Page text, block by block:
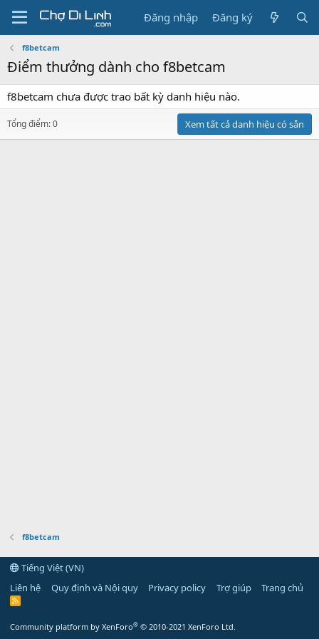
Đăng nhập Đăng ký
f8betcam
Điểm thưởng dành cho f8betcam
f8betcam chưa được trao bất kỳ danh hiệu nào.
Tổng điểm: 0 Xem tất cả danh hiệu có sẵn
f8betcam
Tiếng Việt (VN)
Liên hệ
Quy định và Nội quy Privacy policy Trợ giúp Trang chủ
R
Community platform by XenForo® © 2010-2021 XenForo Ltd.